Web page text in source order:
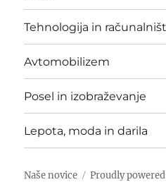
Tehnologija in
Avtomobilizem
Posel in izobraževanje
Lepota, moda in darila
Naše novice Proudly